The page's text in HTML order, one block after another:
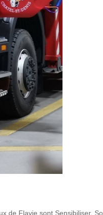
de Flavie sont Sensibiliser,